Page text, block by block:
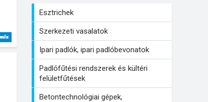
Esztrichek
Szerkezeti vasalatok
Ipari padlók, ipari padlóbevonatok
Padlófűtési rendszerek és kültéri
felületfűtések
Betontechnológiai gépek,